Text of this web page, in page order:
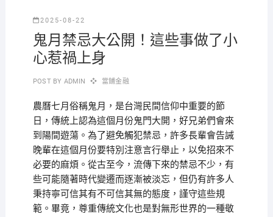
2025-08-22
鬼月禁忌大公開！這些事做了小
心惹禍上身
POST BY ADMIN 當鋪金融
農曆七月俗稱鬼月，是台灣民間信仰中重要的節
日，傳統上認為這個月份鬼門大開，好兄弟們會來
到陽間遊蕩。為了避免觸犯禁忌，許多長輩會告誡
晚輩在這個月份要特別注意言行舉止，以免招來不
必要的麻煩。從古至今，流傳下來的禁忌不少，有
些可能隨著時代變遷而逐漸被淡忘，但仍有許多人
秉持寧可信其有不可信其無的態度，謹守這些規
範。畢竟，尊重傳統文化也是對無形世界的一種敬